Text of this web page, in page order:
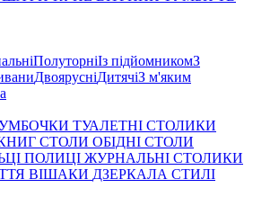
ПолуторніІз підйомникомЗ
ДвоярусніДитячіЗ м'яким
ТУАЛЕТНІ СТОЛИКИ
СТОЛИ ОБІДНІ СТОЛИ
ПОЛИЦІ ЖУРНАЛЬНІ СТОЛИКИ
ВІШАКИ ДЗЕРКАЛА СТИЛІ